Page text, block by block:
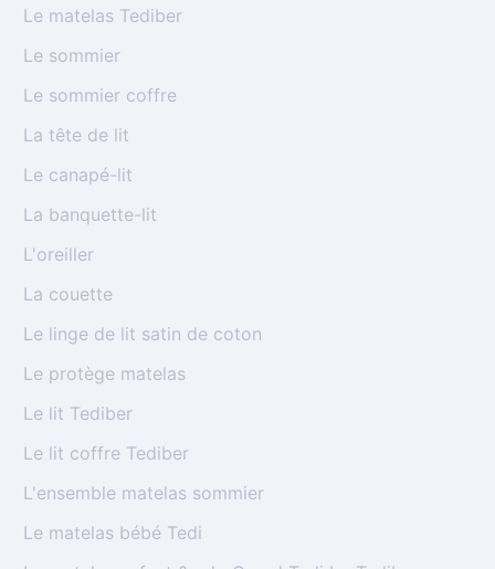
Le matelas Tediber
Le sommier
Le sommier coffre
La tête de lit
Le canapé-lit
La banquette-lit
L'oreiller
La couette
Le linge de lit satin de coton
Le protège matelas
Le lit Tediber
Le lit coffre Tediber
L'ensemble matelas sommier
Le matelas bébé Tedi